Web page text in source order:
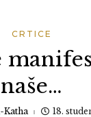
CRTICE
naše…
Katha 18.